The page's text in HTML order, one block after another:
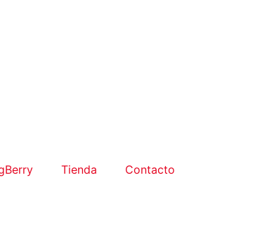
Tienda Contacto